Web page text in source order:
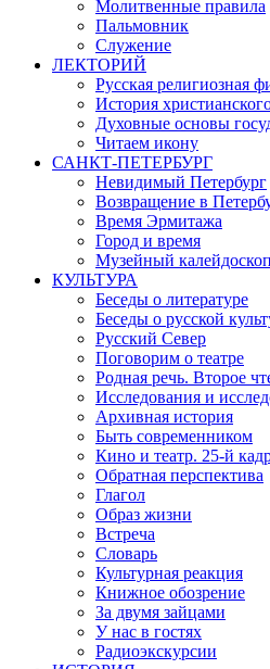
Молитвенные правила
Пальмовник
Служение
ЛЕКТОРИЙ
Русская религиозная
История
Духовные основы
Читаем икону
САНКТ-ПЕТЕРБУРГ
Невидимый Петербург
Возвращение в
Время Эрмитажа
Город и время
Музейный калейдоскоп
КУЛЬТУРА
Беседы о литературе
Беседы о русской
Русский Север
Поговорим о театре
Родная речь. Второе
Исследования и
Архивная история
Быть современником
Кино и театр. 25-й
Обратная перспектива
Глагол
Образ жизни
Встреча
Словарь
Культурная реакция
Книжное обозрение
За двумя зайцами
У нас в гостях
Радиоэкскурсии